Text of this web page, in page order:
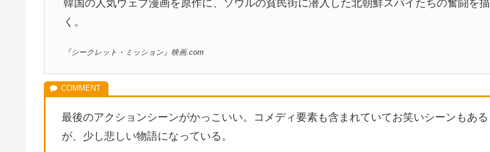
韓国の人気ウェブ漫画を原作に、ソウルの貧民街に潜入した北朝鮮スパイたちの奮闘を描
く。
『シークレット・ミッション』映画.com
最後のアクションシーンがかっこいい。コメディ要素も含まれていてお笑いシーンもある
が、少し悲しい物語になっている。